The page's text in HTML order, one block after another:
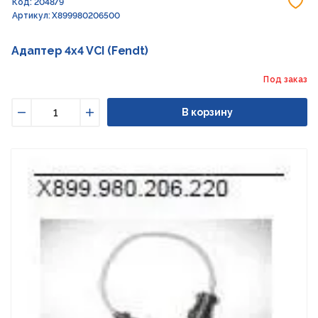
Код: 204879
Артикул: X899980206500
Адаптер 4x4 VCI (Fendt)
Под заказ
Увеличить
В корзину